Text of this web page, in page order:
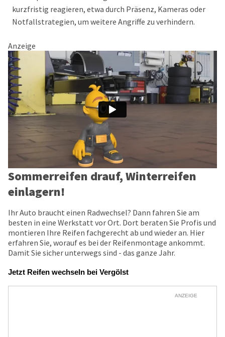
kurzfristig reagieren, etwa durch Präsenz, Kameras oder
Notfallstrategien, um weitere Angriffe zu verhindern.
Anzeige
Sommerreifen drauf, Winterreifen
einlagern!
Ihr Auto braucht einen Radwechsel? Dann fahren Sie am
besten in eine Werkstatt vor Ort. Dort beraten Sie Profis und
montieren Ihre Reifen fachgerecht ab und wieder an. Hier
erfahren Sie, worauf es bei der Reifenmontage ankommt.
Damit Sie sicher unterwegs sind - das ganze Jahr.
Jetzt Reifen wechseln bei Vergölst
ANZEIGE